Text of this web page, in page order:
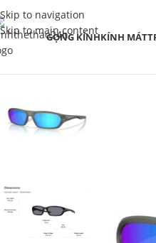
Skip to navigation
Skip to main content
GỌNG KÍNHKÍNH MÁT